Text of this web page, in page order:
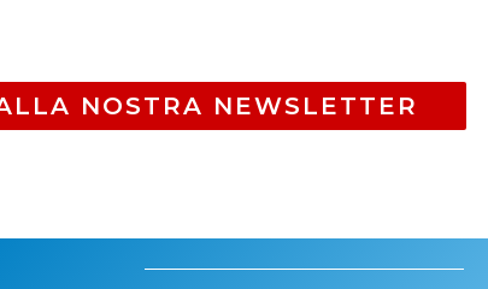
NOSTRA NEWSLETTER